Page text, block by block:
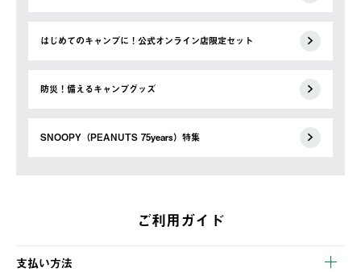
はじめてのキャンプに！公式オンライン店限定セット
防災！備えるキャンプグッズ
SNOOPY（PEANUTS 75years）特集
ご利用ガイド
支払い方法